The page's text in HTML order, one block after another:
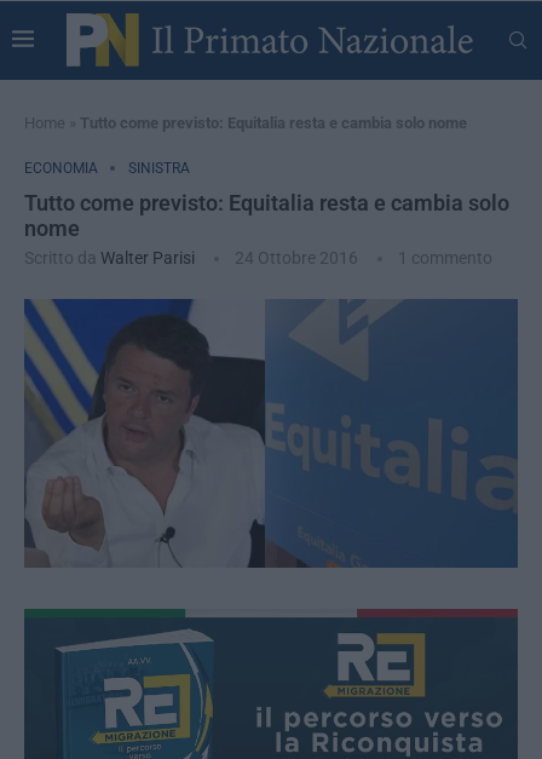
Home » Tutto come previsto: Equitalia resta e cambia solo nome
ECONOMIA SINISTRA
Tutto come previsto: Equitalia resta e cambia solo
nome
Scritto da Walter Parisi 24 Ottobre 2016 1 commento